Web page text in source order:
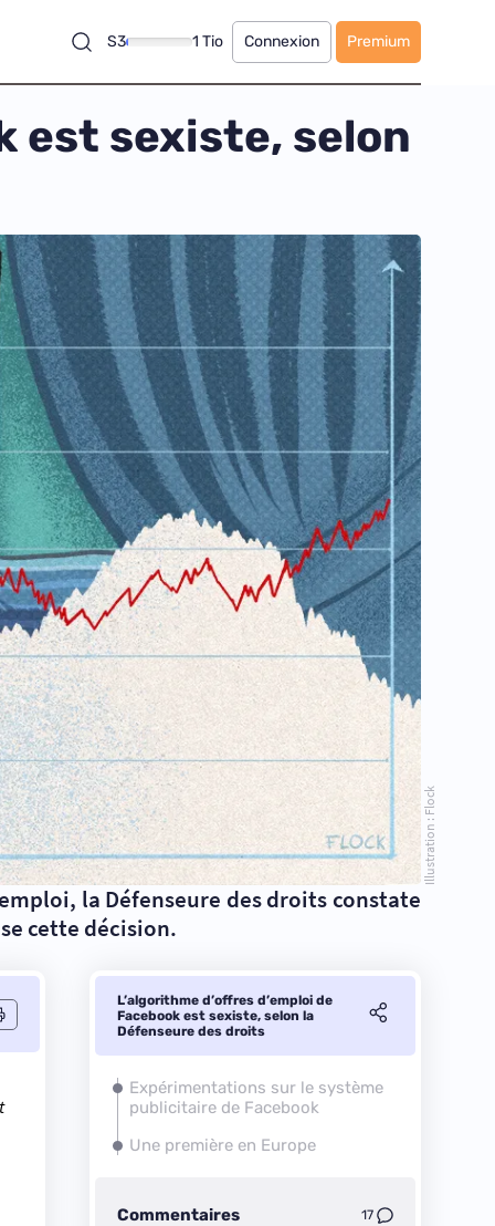
S3 1 Tio Connexion Premium
est sexiste, selon
Illustration : Flock
la Défenseure des droits constate
cette décision.
L’algorithme d’offres d’emploi de
Facebook est sexiste, selon la
Défenseure des droits
Expérimentations sur le système
publicitaire de Facebook
Une première en Europe
Commentaires 17